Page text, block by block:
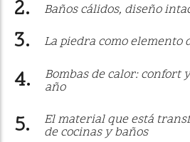
Baños cálidos, diseño
La piedra como elemento
Bombas de calor: confort
año
El material que está
de cocinas y baños